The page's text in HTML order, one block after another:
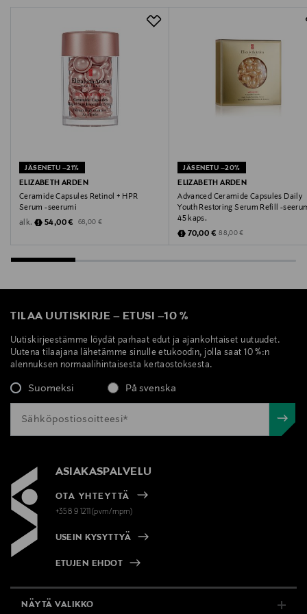
JÄSENETU –21%
ELIZABETH ARDEN
Ceramide Capsules Retinol + HPR
Serum -seerumi
alk.
Discounted Price
54,00 € Original Price
68,00 €
JÄSENETU –20%
ELIZABETH ARDEN
Advanced Ceramide Capsules Daily
Youth Restoring Serum Refill -
45 kaps.
Discounted Price
70,00 € Original Price
88,00 €
TILAA UUTISKIRJE – ETUSI –10 %
Uutiskirjeestämme löydät parhaat edut ja ajankohtaiset uutuudet.
Uutena tilaajana lähetämme sinulle etukoodin, jolla saat 10 %:n
alennuksen normaalihintaisesta kertaostoksesta.
Suomeksi På svenska
ASIAKASPALVELU
OTA YHTEYTTÄ
+358 9 1211(pvm/mpm)
USEIN KYSYTTYÄ
ETUJEN EHDOT
NÄYTÄ VALIKKO